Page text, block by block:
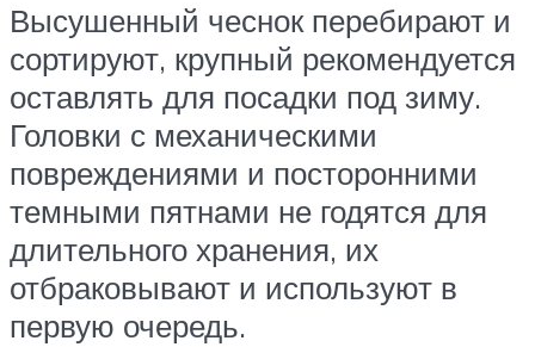
Высушенный чеснок перебирают и
сортируют, крупный рекомендуется
оставлять для посадки под зиму.
Головки с механическими
повреждениями и посторонними
темными пятнами не годятся для
длительного хранения, их
отбраковывают и используют в
первую очередь.